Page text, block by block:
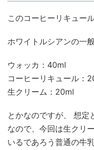
このコーヒーリキュー
ホワイトルシアンの一
ウォッカ：40ml
コーヒーリキュール：
生クリーム：20ml
とかなのですが、 想定
なので、今回は生クリ
いるであろう普通の牛